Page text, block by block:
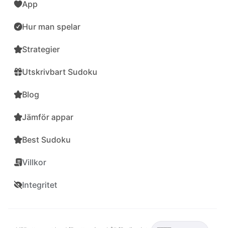
App
Hur man spelar
Strategier
Utskrivbart Sudoku
Blog
Jämför appar
Best Sudoku
Villkor
Integritet